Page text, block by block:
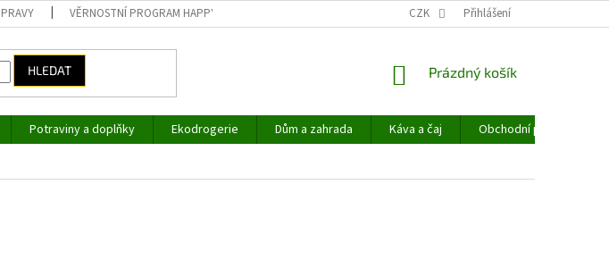
VĚRNOSTNÍ PROGRAM HAPPYHEMP® NAPIŠTE NÁM
CZK Přihlášení
HLEDAT
NÁKUPNÍ
Prázdný košík
Potraviny a doplňky Ekodrogerie Dům a zahrada Káva a čaj
Obchodní podmínky